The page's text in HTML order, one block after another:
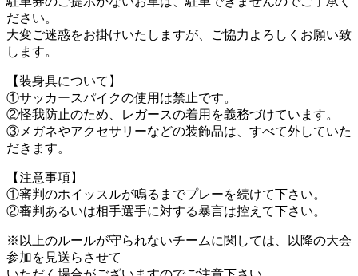
ださい。
大変ご迷惑をお掛けいたしますが、ご協力よろしくお願い致
します。
【装身具について】
①サッカースパイクの使用は禁止です。
②怪我防止のため、レガースの着用を義務づけています。
③メガネやアクセサリーなどの装飾品は、すべて外していた
だきます。
【注意事項】
①審判のホイッスルが鳴るまでプレーを続けて下さい。
②審判あるいは相手選手に対する暴言は控えて下さい。
※以上のルールが守られないチームに関しては、以降の大会
参加を見送らさせて